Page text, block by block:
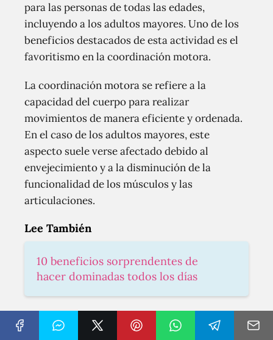
para las personas de todas las edades,
incluyendo a los adultos mayores. Uno de los
beneficios destacados de esta actividad es el
favoritismo en la coordinación motora.
La coordinación motora se refiere a la
capacidad del cuerpo para realizar
movimientos de manera eficiente y ordenada.
En el caso de los adultos mayores, este
aspecto suele verse afectado debido al
envejecimiento y a la disminución de la
funcionalidad de los músculos y las
articulaciones.
Lee También
10 beneficios sorprendentes de
hacer dominadas todos los días
Al practicar natación de forma regular, se
promueve el desarrollo y fortalecimiento de